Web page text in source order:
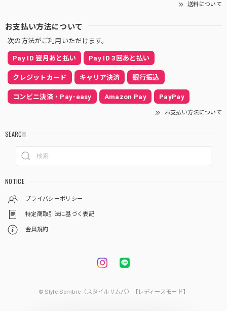
送料について
お支払い方法について
次の方法がご利用いただけます。
Pay ID 翌月あと払い Pay ID 3回あと払い
クレジットカード キャリア決済 銀行振込
コンビニ決済・Pay-easy Amazon Pay PayPay
お支払い方法について
SEARCH
NOTICE
プライバシーポリシー
特定商取引法に基づく表記
会員規約
© Style Sombre（スタイルサムバ）【レディースモード】